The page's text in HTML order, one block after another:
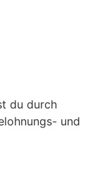
du durch
und